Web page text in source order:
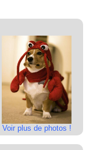
Voir plus de photos !